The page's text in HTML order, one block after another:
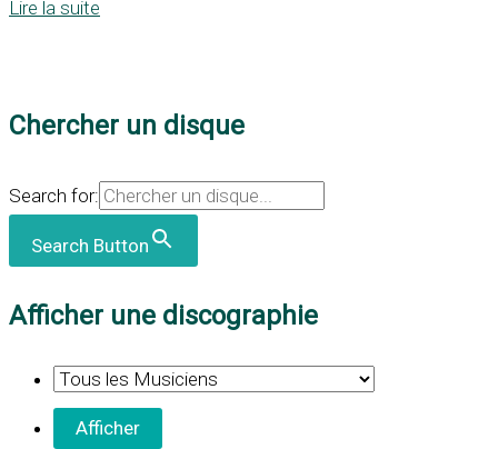
Lire la suite
Chercher un disque
Search for:
Search Button
Afficher une discographie